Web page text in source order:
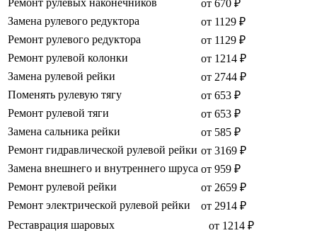
Ремонт рулевых наконечников
от 670 ₽
Замена рулевого редуктора
от 1129 ₽
Ремонт рулевого редуктора
от 1129 ₽
Ремонт рулевой колонки
от 1214 ₽
Замена рулевой рейки
от 2744 ₽
Поменять рулевую тягу
от 653 ₽
Ремонт рулевой тяги
от 653 ₽
Замена сальника рейки
от 585 ₽
Ремонт гидравлической рулевой рейки от 3169 ₽
Замена внешнего и внутреннего шруса от 959 ₽
Ремонт рулевой рейки
от 2659 ₽
Ремонт электрической рулевой рейки
от 2914 ₽
Реставрация шаровых
от 1214 ₽